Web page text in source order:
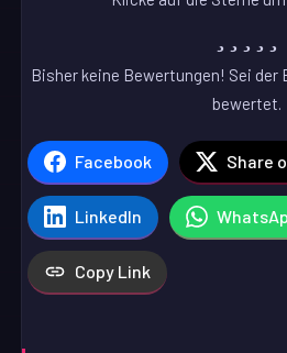
Bisher keine Bewertungen! Sei
bewertet.
Facebook Share
LinkedIn
Copy Link